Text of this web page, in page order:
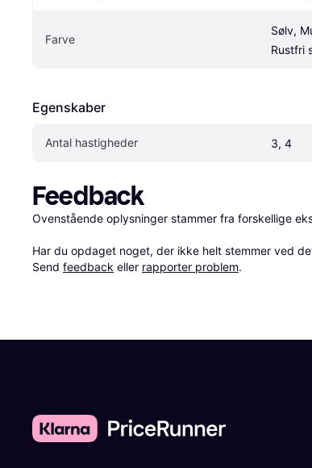
Farve
Sølv,
Rustfri
Egenskaber
Antal hastigheder 3, 4
Feedback
Ovenstående oplysninger stammer fra forskellige
Har du opdaget noget, der ikke helt stemmer ved
Send feedback eller rapporter problem.